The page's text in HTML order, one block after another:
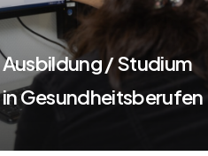
Ausbildung / Studium
in Gesundheitsberufen